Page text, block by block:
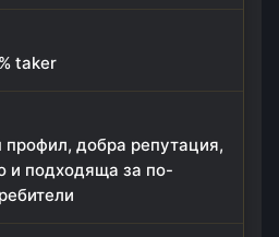
taker
профил, добра репутация,
и подходяща за по-